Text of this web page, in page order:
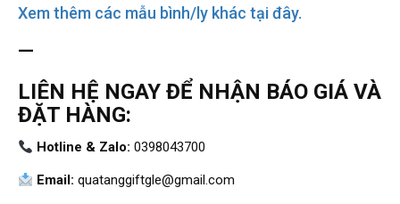
Xem thêm các mẫu bình/ly khác tại đây.
—
LIÊN HỆ NGAY ĐỂ NHẬN BÁO GIÁ VÀ
ĐẶT HÀNG:
Hotline & Zalo: 0398043700
Email: quatanggiftgle@gmail.com